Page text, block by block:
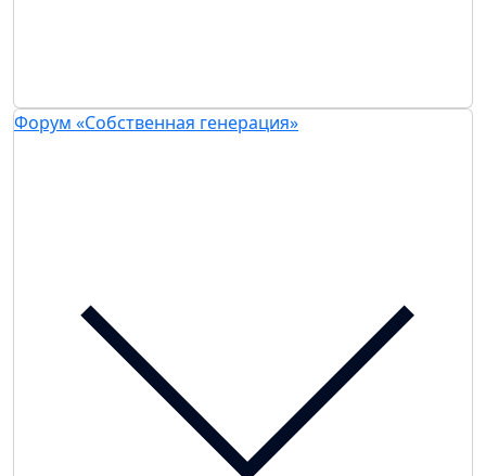
Форум «Собственная генерация»